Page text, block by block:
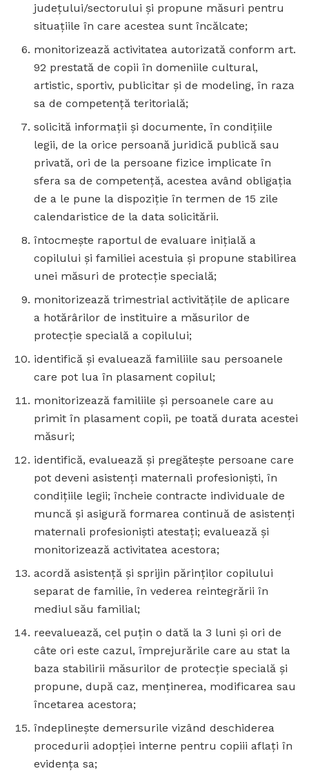
judeţului/sectorului şi propune măsuri pentru
situaţiile în care acestea sunt încălcate;
monitorizează activitatea autorizată conform art.
92 prestată de copii în domeniile cultural,
artistic, sportiv, publicitar şi de modeling, în raza
sa de competenţă teritorială;
solicită informaţii şi documente, în condiţiile
legii, de la orice persoană juridică publică sau
privată, ori de la persoane fizice implicate în
sfera sa de competenţă, acestea având obligaţia
de a le pune la dispoziţie în termen de 15 zile
calendaristice de la data solicitării.
întocmeşte raportul de evaluare iniţială a
copilului şi familiei acestuia şi propune stabilirea
unei măsuri de protecţie specială;
monitorizează trimestrial activităţile de aplicare
a hotărârilor de instituire a măsurilor de
protecţie specială a copilului;
identifică şi evaluează familiile sau persoanele
care pot lua în plasament copilul;
monitorizează familiile şi persoanele care au
primit în plasament copii, pe toată durata acestei
măsuri;
identifică, evaluează şi pregăteşte persoane care
pot deveni asistenţi maternali profesionişti, în
condiţiile legii; încheie contracte individuale de
muncă şi asigură formarea continuă de asistenţi
maternali profesionişti atestaţi; evaluează şi
monitorizează activitatea acestora;
acordă asistenţă şi sprijin părinţilor copilului
separat de familie, în vederea reintegrării în
mediul său familial;
reevaluează, cel puţin o dată la 3 luni şi ori de
câte ori este cazul, împrejurările care au stat la
baza stabilirii măsurilor de protecţie specială şi
propune, după caz, menţinerea, modificarea sau
încetarea acestora;
îndeplineşte demersurile vizând deschiderea
procedurii adopţiei interne pentru copiii aflaţi în
evidenţa sa;